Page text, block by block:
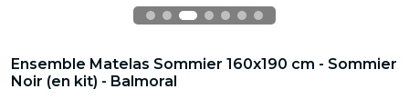
Ensemble Matelas Sommier 160x190 cm - Sommier
Noir (en kit) - Balmoral